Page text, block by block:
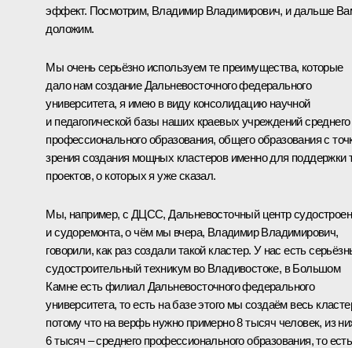
эффект. Посмотрим, Владимир Владимирович, и дальше
доложим.
Мы очень серьёзно используем те преимущества, которые
дало нам создание Дальневосточного федерального
университета, я имею в виду консолидацию научной
и педагогической базы наших краевых учреждений среднего
профессионального образования, общего образования с
зрения создания мощных кластеров именно для поддержки
проектов, о которых я уже сказал.
Мы, например, с ДЦСС, Дальневосточный центр
и судоремонта, о чём мы вчера, Владимир Владимирович,
говорили, как раз создали такой кластер. У нас есть
судостроительный техникум во Владивостоке, в Большом
Камне есть филиал Дальневосточного федерального
университета, то есть на базе этого мы создаём весь
потому что на верфь нужно примерно 8 тысяч человек, из
6 тысяч – среднего профессионального образования, то